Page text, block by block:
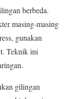
berbeda.
masing-masing
gunakan
Teknik ini
gilingan